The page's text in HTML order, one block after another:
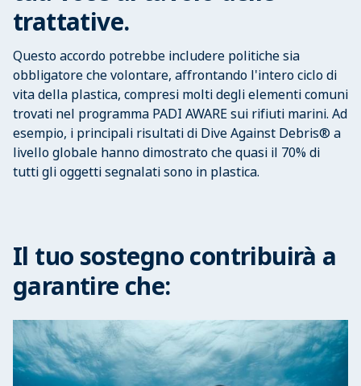
trattative.
Questo accordo potrebbe includere politiche sia
obbligatore che volontare, affrontando l'intero ciclo di
vita della plastica, compresi molti degli elementi comuni
trovati nel programma PADI AWARE sui rifiuti marini. Ad
esempio, i principali risultati di Dive Against Debris® a
livello globale hanno dimostrato che quasi il 70% di
tutti gli oggetti segnalati sono in plastica.
Il tuo sostegno contribuirà a
garantire che: